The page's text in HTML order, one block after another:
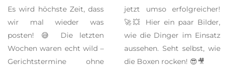
Es wird höchste Zeit, dass
wir mal wieder was
posten! 😅 Die letzten
Wochen waren echt wild –
Gerichtstermine ohne
jetzt umso erfolgreicher!
🚀💥 Hier ein paar Bilder,
wie die Dinger im Einsatz
aussehen. Seht selbst, wie
die Boxen rocken! 😎🎥